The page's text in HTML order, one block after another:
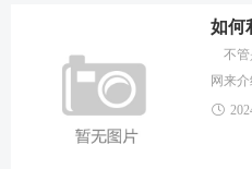
不管
网来
了解